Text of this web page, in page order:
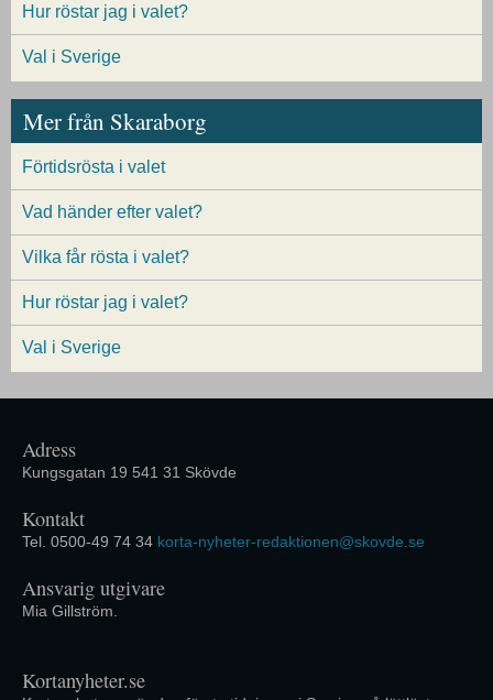
Hur röstar jag i valet?
Val i Sverige
Mer från Skaraborg
Förtidsrösta i valet
Vad händer efter valet?
Vilka får rösta i valet?
Hur röstar jag i valet?
Val i Sverige
Adress
Kungsgatan 19 541 31 Skövde
Kontakt
Tel. 0500-49 74 34 korta-nyheter-redaktionen@skovde.se
Ansvarig utgivare
Mia Gillström.
Kortanyheter.se